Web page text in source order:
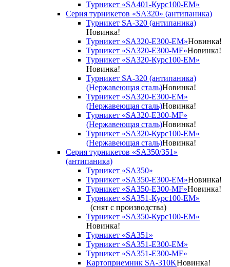
Турникет «SA401-Курс100-EM»
Серия турникетов «SA320» (антипаника)
Турникет SA-320 (антипаника)
Новинка!
Турникет «SA320-Е300-EM»Новинка!
Турникет «SA320-Е300-MF»Новинка!
Турникет «SA320-Курс100-EM»
Новинка!
Турникет SA-320 (антипаника)
(Нержавеющая сталь)Новинка!
Турникет «SA320-Е300-EM»
(Нержавеющая сталь)Новинка!
Турникет «SA320-Е300-MF»
(Нержавеющая сталь)Новинка!
Турникет «SA320-Курс100-EM»
(Нержавеющая сталь)Новинка!
Серия турникетов «SA350/351»
(антипаника)
Турникет «SA350»
Турникет «SA350-Е300-EM»Новинка!
Турникет «SA350-Е300-MF»Новинка!
Турникет «SA351-Курс100-ЕМ»
(снят с производства)
Турникет «SA350-Курс100-EM»
Новинка!
Турникет «SA351»
Турникет «SA351-Е300-ЕМ»
Турникет «SA351-Е300-MF»
Картоприемник SA-310KНовинка!